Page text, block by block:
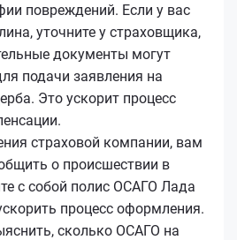
повреждений. Если у вас
уточните у страховщика,
документы могут
подачи заявления на
Это ускорит процесс
страховой компании, вам
о происшествии в
с собой полис ОСАГО Лада
процесс оформления.
сколько ОСАГО на